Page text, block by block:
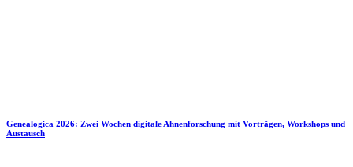
Genealogica 2026: Zwei Wochen digitale Ahnenforschung mit Vorträgen, Workshops und
Austausch